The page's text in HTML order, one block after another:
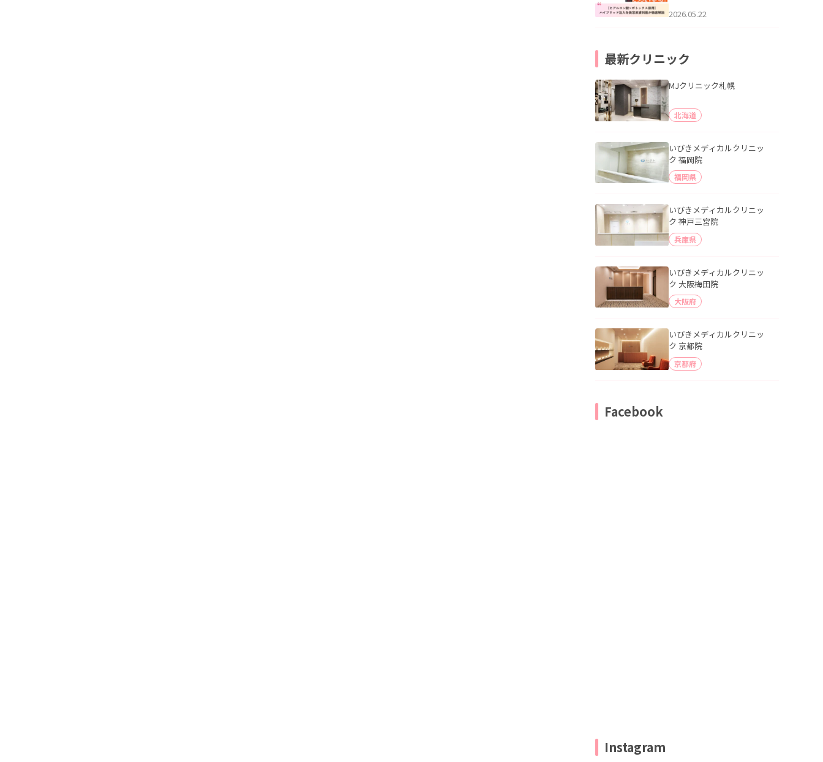
用】ハイブリッド注入を美
2026.05.22
最新クリニック
MJクリニック札幌
北海道
いびきメディカルクリニッ
ク 福岡院
福岡県
いびきメディカルクリニッ
ク 神戸三宮院
兵庫県
いびきメディカルクリニッ
ク 大阪梅田院
大阪府
いびきメディカルクリニッ
ク 京都院
京都府
Facebook
Instagram